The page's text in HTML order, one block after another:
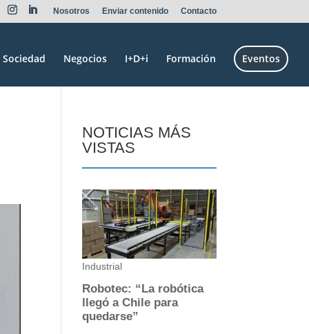
Nosotros Enviar contenido Contacto
Sociedad Negocios I+D+i Formación Eventos
NOTICIAS MÁS
VISTAS